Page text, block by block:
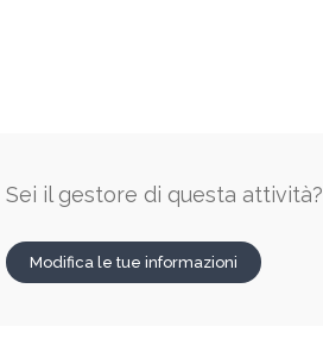
Sei il gestore di questa attività?
Modifica le tue informazioni